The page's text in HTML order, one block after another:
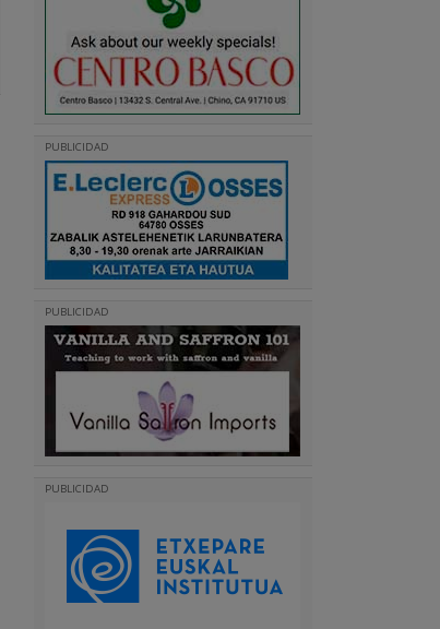
PUBLICIDAD
PUBLICIDAD
PUBLICIDAD